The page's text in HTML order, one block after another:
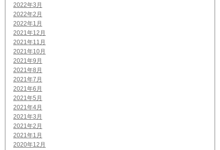
2022年3月
2022年2月
2022年1月
2021年12月
2021年11月
2021年10月
2021年9月
2021年8月
2021年7月
2021年6月
2021年5月
2021年4月
2021年3月
2021年2月
2021年1月
2020年12月